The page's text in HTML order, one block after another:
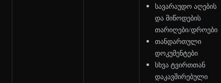
სავარაუდო აღების
და მიწოდების
თარიღები/დროები
თანდართული
დოკუმენტები
სხვა ტვირთთან
დაკავშირებული